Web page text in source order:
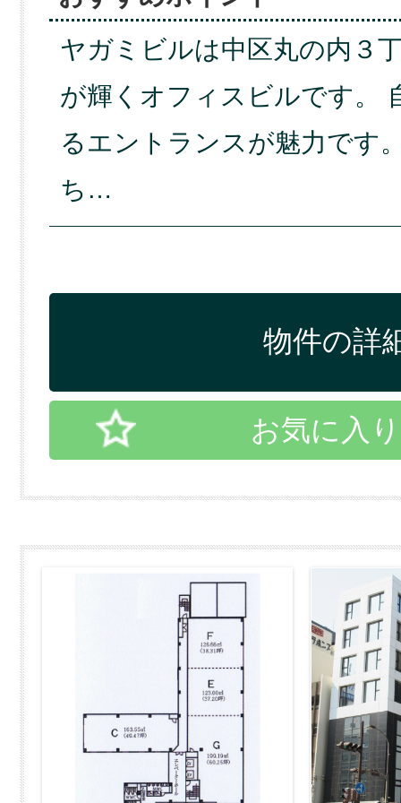
ヤガミビルは中区丸の内３
が輝くオフィスビルです。
るエントランスが魅力です
ち…
物件の詳
お気に入